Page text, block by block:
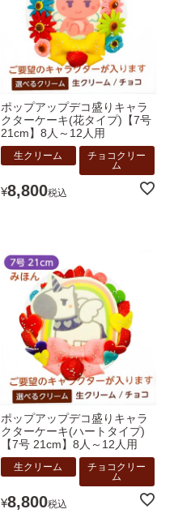
ポップアップデコ盛りキャラ
クターケーキ(花タイプ)【7号
21cm】8人～12人用
生クリーム
チョコクリー
ム
¥8,800税込
ポップアップデコ盛りキャラ
クターケーキ(ハートタイプ)
【7号 21cm】8人～12人用
生クリーム
チョコクリー
ム
¥8,800税込